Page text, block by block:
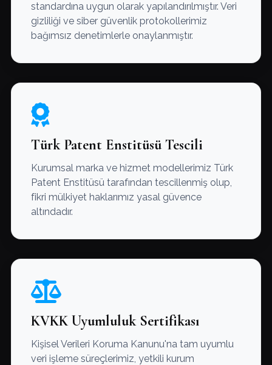
standardına uygun olarak yapılandırılmıştır. Veri
gizliliği ve siber güvenlik protokollerimiz
bağımsız denetimlerle onaylanmıştır.
Türk Patent Enstitüsü Tescili
Kurumsal marka ve hizmet modellerimiz Türk
Patent Enstitüsü tarafından tescillenmiş olup,
fikri mülkiyet haklarımız yasal güvence
altındadır.
KVKK Uyumluluk Sertifikası
Kişisel Verileri Koruma Kanunu'na tam uyumlu
veri işleme süreçlerimiz, yetkili kurum